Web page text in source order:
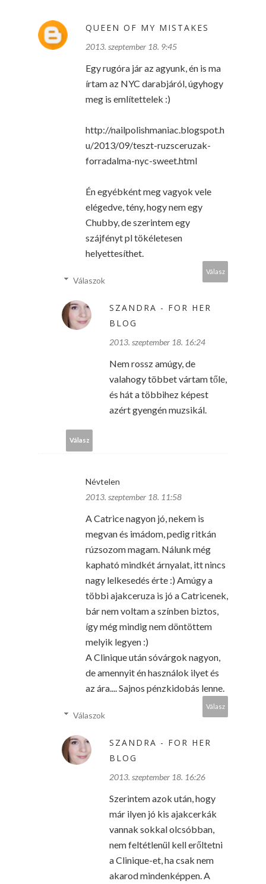
QUEEN OF MY MISTAKES
2013. szeptember 18. 9:45
Egy rugóra jár az agyunk, én is ma
írtam az NYC darabjáról, úgyhogy
meg is említettelek :)
http://nailpolishmaniac.blogspot.h
u/2013/09/teszt-ruzsceruzak-
forradalma-nyc-sweet.html
Én egyébként meg vagyok vele
elégedve, tény, hogy nem egy
Chubby, de szerintem egy
szájfényt pl tökéletesen
helyettesíthet.
Válasz
Válaszok
SZANDRA - FOR HER
BLOG
2013. szeptember 18. 16:24
Nem rossz amúgy, de
valahogy többet vártam tőle,
és hát a többihez képest
azért gyengén muzsikál.
Válasz
Névtelen
2013. szeptember 18. 11:58
A Catrice nagyon jó, nekem is
megvan és imádom, pedig ritkán
rúzsozom magam. Nálunk még
kapható mindkét árnyalat, itt nincs
nagy lelkesedés érte :) Amúgy a
többi ajakceruza is jó a Catricenek,
bár nem voltam a színben biztos,
így még mindig nem döntöttem
melyik legyen :)
A Clinique után sóvárgok nagyon,
de amennyit én használok ilyet és
az ára.... Sajnos pénzkidobás lenne.
Válasz
Válaszok
SZANDRA - FOR HER
BLOG
2013. szeptember 18. 16:26
Szerintem azok után, hogy
már ilyen jó kis ajakcerkák
vannak sokkal olcsóbban,
nem feltétlenül kell erőltetni
a Clinique-et, ha csak nem
akarod mindenképpen. A